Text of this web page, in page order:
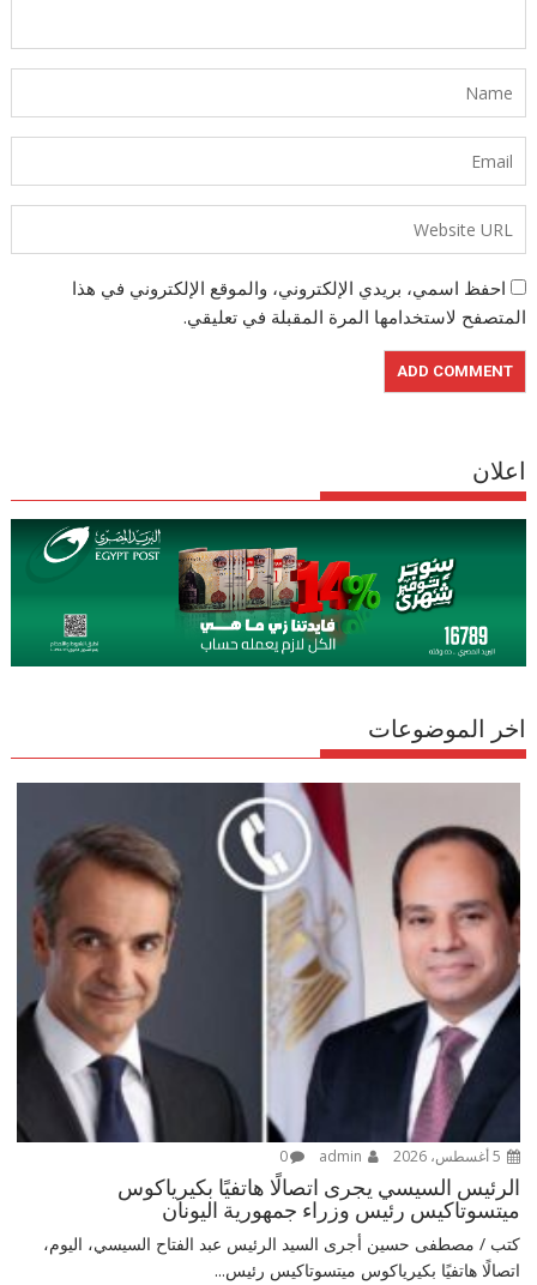
احفظ اسمي، بريدي الإلكتروني، والموقع الإلكتروني في هذا
المتصفح لاستخدامها المرة المقبلة في تعليقي.
اعلان
اخر الموضوعات
0
الرئيس السيسي يجرى اتصالًا هاتفيًا بكيرياكوس
ميتسوتاكيس رئيس وزراء جمهورية اليونان
كتب / مصطفى حسين أجرى السيد الرئيس عبد الفتاح السيسي، اليوم،
اتصالًا هاتفيًا بكيرياكوس ميتسوتاكيس رئيس...